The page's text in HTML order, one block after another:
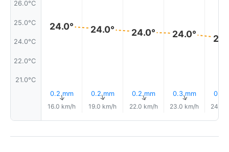
26.0°C
25.0°C
24.0°C
22.0°C
21.0°C
24.0°
0.2 mm
↑
16.0 km/h
24.0°
0.2 mm
↑
19.0 km/h
24.0°
0.2 mm
↑
22.0 km/h
24.0°
0.3 mm
↑
23.0 km/h
0.3
24.0